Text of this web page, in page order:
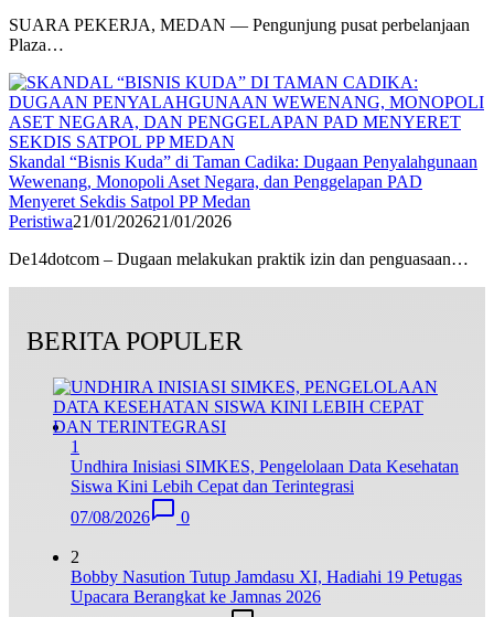
SUARA PEKERJA, MEDAN — Pengunjung pusat perbelanjaan
Plaza…
Skandal “Bisnis Kuda” di Taman Cadika: Dugaan Penyalahgunaan
Wewenang, Monopoli Aset Negara, dan Penggelapan PAD
Menyeret Sekdis Satpol PP Medan
Peristiwa21/01/202621/01/2026
De14dotcom – Dugaan melakukan praktik izin dan penguasaan…
BERITA POPULER
1
Undhira Inisiasi SIMKES, Pengelolaan Data Kesehatan
Siswa Kini Lebih Cepat dan Terintegrasi
07/08/2026
0
2
Bobby Nasution Tutup Jamdasu XI, Hadiahi 19 Petugas
Upacara Berangkat ke Jamnas 2026